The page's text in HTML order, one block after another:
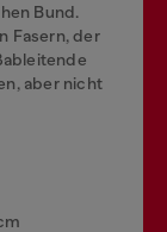
Bund.
Fasern, der
aber nicht